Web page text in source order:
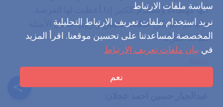
سياسة ملفات الارتباط
نريد استخدام ملفات تعريف الارتباط التحليلية
المخصصة لمساعدتنا على تحسين موقعنا. اقرأ المزيد
في بيان ملفات تعريف الارتباط
نعم
أنها مهطاءة وستقدم الكثير إذا أعطيت لها الفرصة
والدعم الم تكن الملكة بلقيس واروى افضل الأمثلة
لقيادة المرأة